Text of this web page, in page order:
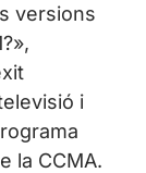
versions
i
la CCMA.